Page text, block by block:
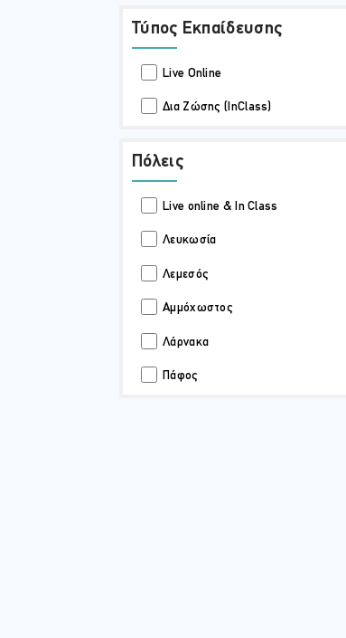
Τύπος Εκπαίδευσης
Live Online
Δια Ζώσης (InClass)
Πόλεις
Live online & In Class
Λευκωσία
Λεμεσός
Αμμόχωστος
Λάρνακα
Πάφος